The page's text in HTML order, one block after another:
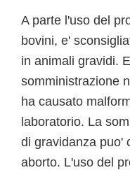
A parte l'uso del
bovini, e'
in animali gravidi.
somministrazione
ha causato
laboratorio. La
di gravidanza puo'
aborto. L'uso del